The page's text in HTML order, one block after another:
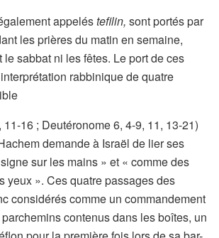
appeléstefilin, sont portés par
les prières du matin en semaine,
le sabbat ni les fêtes. Le port de ces
rabbinique de quatre
11-16 ; Deutéronome 6, 4-9, 11, 13-21)
demande à Israël de lier ses
sur les mains » et « comme des
yeux ». Ces quatre passages des
considérés comme un commandement
contenus dans les boîtes, un